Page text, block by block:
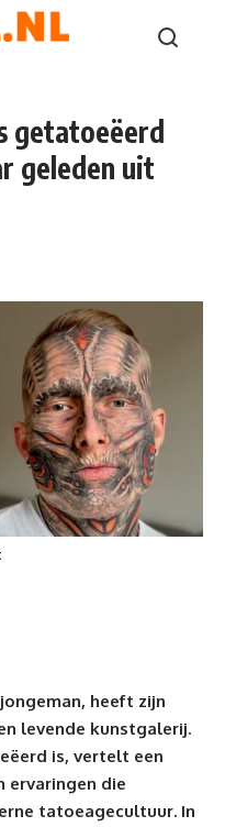
getatoeëerd
geleden uit
heeft zijn
levende kunstgalerij.
is, vertelt een
ervaringen die
tatoeagecultuur. In